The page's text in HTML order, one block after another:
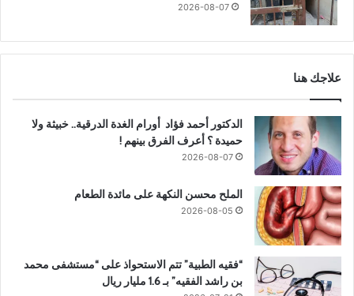
2026-08-07
علاجك هنا
الدكتور أحمد فؤاد أورام الغدة الدرقية.. خبيثة ولا
حميدة ؟ أعرف الفرق بينهم !
2026-08-07
الملح محسن النكهة على مائدة الطعام
2026-08-05
“فقيه الطبية” تتم الاستحواذ على “مستشفى محمد
بن راشد الفقيه” بـ 1.6 مليار ريال